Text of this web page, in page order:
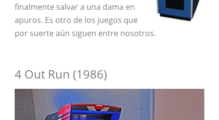
finalmente salvar a una dama en
apuros. Es otro de los juegos que
por suerte aún siguen entre nosotros.
4 Out Run (1986)